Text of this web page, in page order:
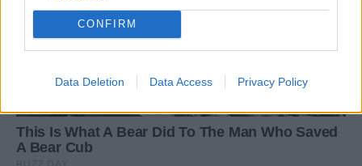
CONFIRM
Data Deletion Data Access Privacy Policy